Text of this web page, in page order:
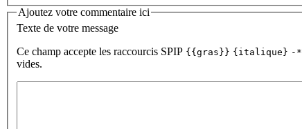
Ajoutez votre commentaire ici
Texte de votre message
Ce champ accepte les raccourcis SPIP {{gras}} {italique} -
vides.